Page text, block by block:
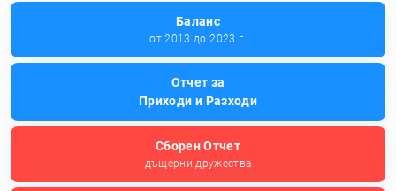
Баланс
от 2013 до 2023 г.
Отчет за
Приходи и Разходи
Сборен Отчет
дъщерни дружества